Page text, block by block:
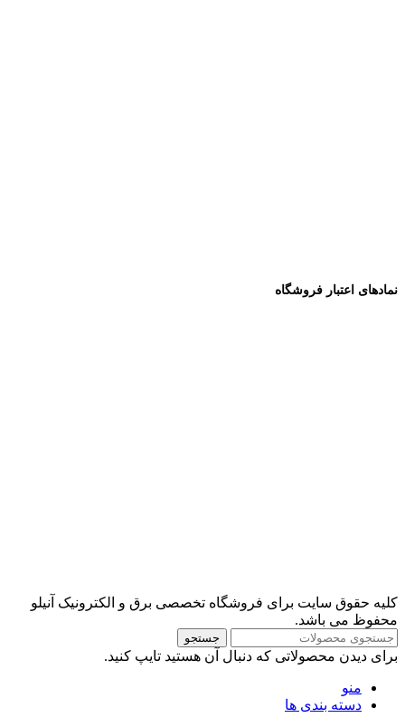
نمادهای اعتبار فروشگاه
کلیه حقوق سایت برای فروشگاه تخصصی برق و الکترونیک آنیلو
محفوظ می باشد.
جستجو
برای دیدن محصولاتی که دنبال آن هستید تایپ کنید.
منو
دسته بندی ها